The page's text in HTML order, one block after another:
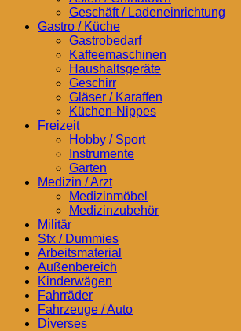
Geschäft / Ladeneinrichtung
Gastro / Küche
Gastrobedarf
Kaffeemaschinen
Haushaltsgeräte
Geschirr
Gläser / Karaffen
Küchen-Nippes
Freizeit
Hobby / Sport
Instrumente
Garten
Medizin / Arzt
Medizinmöbel
Medizinzubehör
Militär
Sfx / Dummies
Arbeitsmaterial
Außenbereich
Kinderwägen
Fahrräder
Fahrzeuge / Auto
Diverses